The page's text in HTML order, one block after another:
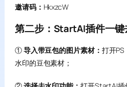
邀请码： HkxzcW
第二步：StartAI插件一键
①导入带豆包的图片素材： 打开PS
水印的豆包素材；